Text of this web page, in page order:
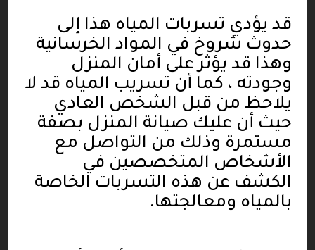
قد يؤدي تسربات المياه هذا إلى
حدوث شروخ في المواد الخرسانية
وهذا قد يؤثر على أمان المنزل
وجودته ، كما أن تسريب المياه قد لا
يلاحظ من قبل الشخص العادي
حيث أن عليك صيانة المنزل بصفة
مستمرة وذلك من التواصل مع
الأشخاص المتخصصين في
الكشف عن هذه التسربات الخاصة
بالمياه ومعالجتها.